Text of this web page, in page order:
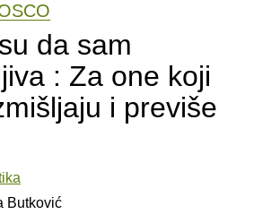
da sam
: Za one koji
i previše
Butković